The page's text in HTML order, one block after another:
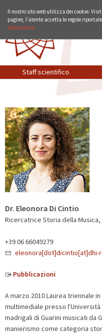
Il nostro sito web utilizza dei cookie.
pagine, l’utente accetta le regole
informativa.
Staff scientifico
Dr. Eleonora Di Cintio
Ricercatrice Storia della
+39 06 66049279
eleonora[dot]dicintio[at]dhi-
Pubblicazioni
A marzo 2010 Laurea triennale
multimediale presso
madrigali di Guarini musicati da
manierismo come categoria